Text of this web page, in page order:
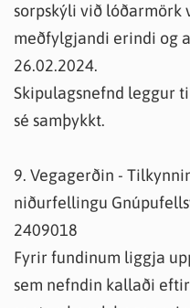
sorpskýli við lóðarmörk
meðfylgjandi erindi og
26.02.2024.
Skipulagsnefnd leggur
sé samþykkt.
9. Vegagerðin -
niðurfellingu
2409018
Fyrir fundinum liggja
sem nefndin kallaði